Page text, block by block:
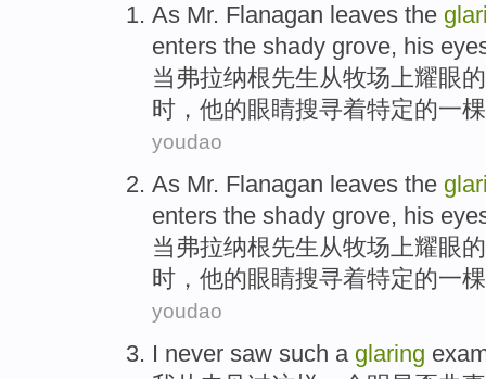
As Mr. Flanagan leaves the
enters the shady grove, his
当 弗拉纳根先生从牧场上耀眼的
时 ， 他的眼睛搜寻着特定的一
youdao
As Mr. Flanagan leaves the
enters the shady grove, his
当 弗拉纳根先生从牧场上耀眼的
时 ， 他的眼睛搜寻着特定的一
youdao
I never saw such a glaring